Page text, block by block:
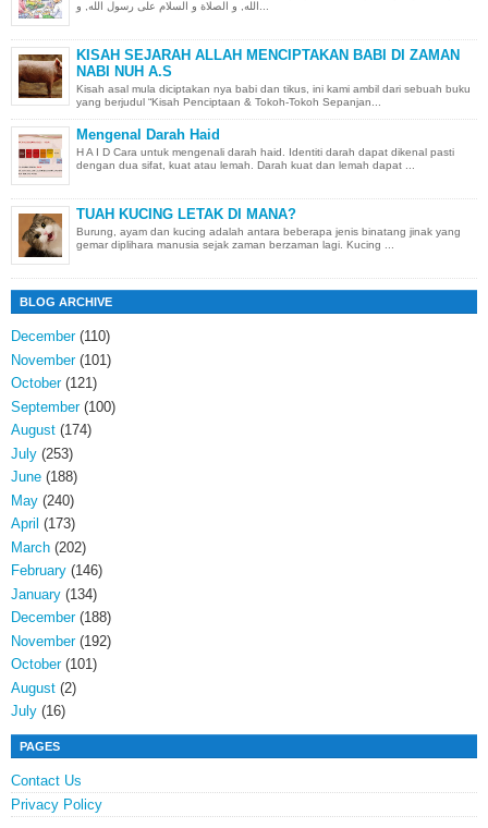
KISAH SEJARAH ALLAH MENCIPTAKAN BABI DI ZAMAN
NABI NUH A.S
Kisah asal mula diciptakan nya babi dan tikus, ini kami ambil dari sebuah buku
yang berjudul “Kisah Penciptaan & Tokoh-Tokoh Sepanjan...
Mengenal Darah Haid
H A I D Cara untuk mengenali darah haid. Identiti darah dapat dikenal pasti
dengan dua sifat, kuat atau lemah. Darah kuat dan lemah dapat ...
TUAH KUCING LETAK DI MANA?
Burung, ayam dan kucing adalah antara beberapa jenis binatang jinak yang
gemar diplihara manusia sejak zaman berzaman lagi. Kucing ...
BLOG ARCHIVE
December(110)
November(101)
October(121)
September(100)
August (174)
July (253)
June (188)
May (240)
April (173)
March (202)
February (146)
January (134)
December(188)
November(192)
October(101)
August (2)
July (16)
PAGES
Contact Us
Privacy Policy